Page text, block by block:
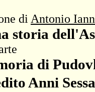
di Antonio
storia
di
Anni